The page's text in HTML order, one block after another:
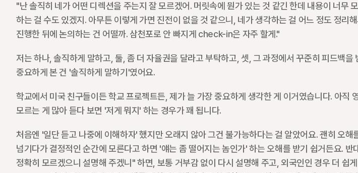
"난 솔직히 네가 어떤 디렉션을 주는지 잘 모르겠어. 머릿속에 뭔가 있는 것 같긴 한데 내용이 너무
하는 걸 수도 있겠지. 아무튼 이렇게 가면 진전이 없을 것 같으니, 네가 생각하는 걸 어느 정도 정리
진행한 뒤에 논의하는 건 어떨까. 삼천포로 안 빠지게 check-in은 자주 할게."
저는 하나, 솔직하게 말하고, 둘, 좀 더 자율권을 달라고 부탁하고, 셋, 그 과정에서 꾸준히 피드백을
중요하게 본 건 '솔직하게 말하기'였어요.
학교에서 미국 친구들이든 학교 프로젝트든, 제가 늘 가장 중요하게 생각한 게 이거였습니다. 아직
모르는 게 많아 듣다 보면 '저게 뭐지' 하는 경우가 꽤 됩니다.
처음엔 '일단 듣고 나중에 이해하자' 했지만 오래지 않아 그건 불가능하다는 걸 알았어요. 괜히 오해
넘기다가 결정적인 순간에 모른다고 하면 '얘는 좀 떨어지는 놈인가' 하는 오해를 받기 쉽거든요. 반
정확히 모르겠으니 설명해 주겠니" 하면, 보통 거부감 없이 다시 설명해 주고, 외국인인 경우 더 쉽